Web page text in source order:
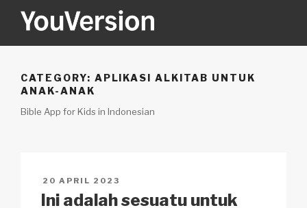
YOUVERSION
CATEGORY: APLIKASI ALKITAB UNTUK
ANAK-ANAK
Bible App for Kids in Indonesian
POSTED
ON
20 APRIL 2023
Ini adalah sesuatu untuk